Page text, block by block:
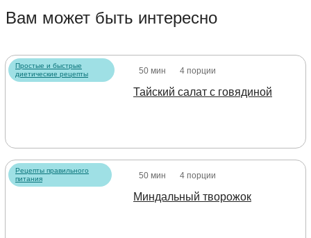
Вам может быть интересно
Простые и быстрые
диетические рецепты
50 мин 4 порции
Тайский салат с говядиной
Рецепты правильного
питания
50 мин 4 порции
Миндальный творожок